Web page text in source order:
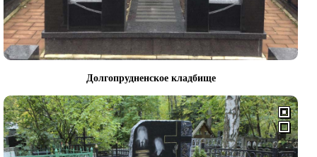
Долгопрудненское кладбище